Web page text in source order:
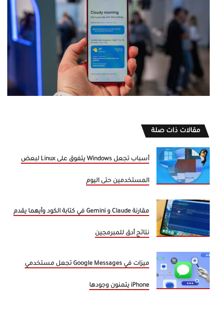
مقالات ذات صلة
أسباب تجعل Windows يتفوق على Linux لبعض
المستخدمين حتى اليوم
مقارنة Claude و Gemini في كتابة الكود وأيهما يقدم
نتائج أدق للمبرمجين
ميزات في Google Messages تجعل مستخدمي
iPhone يتمنون وجودها